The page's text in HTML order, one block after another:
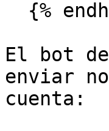
El bot
enviar
cuenta: